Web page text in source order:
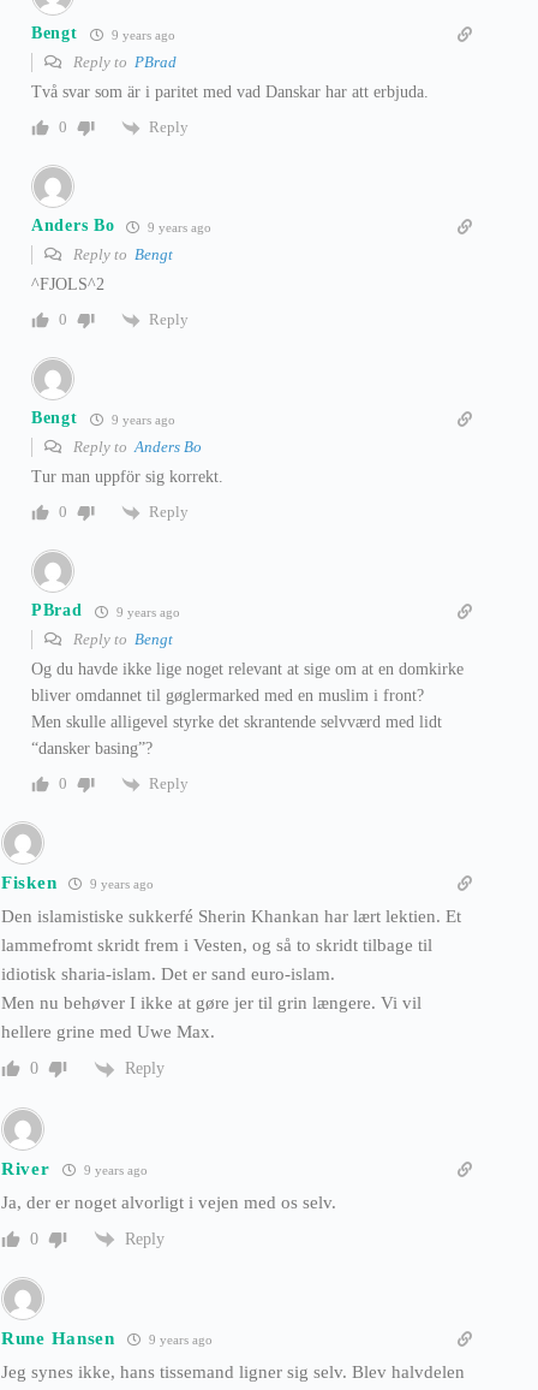
Bengt 9 years ago
Reply to PBrad
Två svar som är i paritet med vad Danskar har att erbjuda.
0
Reply
Anders Bo 9 years ago
Reply to Bengt
^FJOLS^2
0
Reply
Bengt 9 years ago
Reply to Anders Bo
Tur man uppför sig korrekt.
0
Reply
PBrad 9 years ago
Reply to Bengt
Og du havde ikke lige noget relevant at sige om at en domkirke
bliver omdannet til gøglermarked med en muslim i front?
Men skulle alligevel styrke det skrantende selvværd med lidt
“dansker basing”?
0
Reply
Fisken 9 years ago
Den islamistiske sukkerfé Sherin Khankan har lært lektien. Et
lammefromt skridt frem i Vesten, og så to skridt tilbage til
idiotisk sharia-islam. Det er sand euro-islam.
Men nu behøver I ikke at gøre jer til grin længere. Vi vil
hellere grine med Uwe Max.
0 Reply
River 9 years ago
Ja, der er noget alvorligt i vejen med os selv.
0 Reply
Rune Hansen 9 years ago
Jeg synes ikke, hans tissemand ligner sig selv. Blev halvdelen